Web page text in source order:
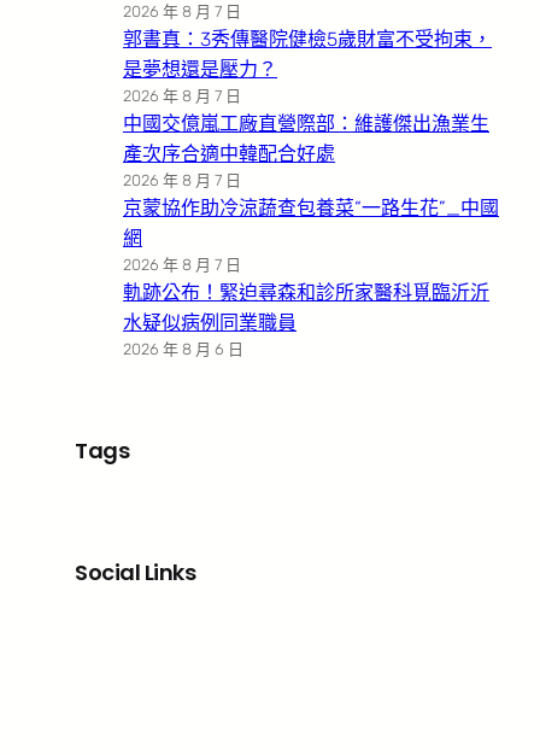
2026 年 8 月 7 日
郭書真：3秀傳醫院健檢5歲財富不受拘束，
是夢想還是壓力？
2026 年 8 月 7 日
中國交億嵐工廠直營際部：維護傑出漁業生
產次序合適中韓配合好處
2026 年 8 月 7 日
京蒙協作助冷涼蔬查包養菜“一路生花”_中國
網
2026 年 8 月 7 日
軌跡公布！緊迫尋森和診所家醫科覓臨沂沂
水疑似病例同業職員
2026 年 8 月 6 日
Tags
Social Links